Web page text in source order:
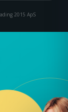
2015 ApS